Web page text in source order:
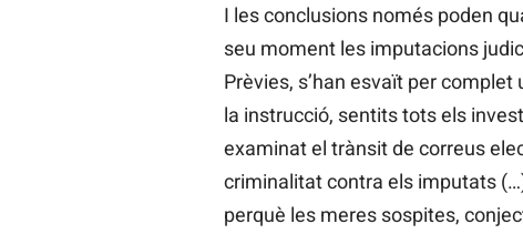
I les conclusions només poden
seu moment les imputacions
Prèvies, s’han esvaït per
la instrucció, sentits tots els
examinat el trànsit de correus
criminalitat contra els imputats
perquè les meres sospites,